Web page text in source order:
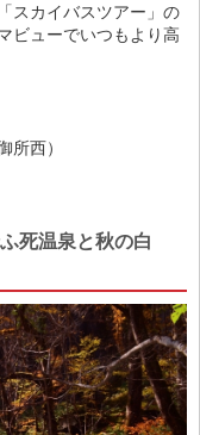
スカイバスツアー」の
ビューでいつもより高
所西）
死温泉と秋の白